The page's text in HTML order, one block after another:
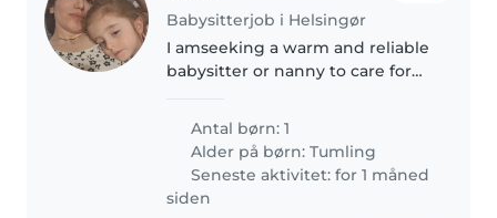
Babysitterjob i Helsingør
I amseeking a warm and reliable
babysitter or nanny to care for
your place. My little one is
curious and full of energy, so
someone who loves engaging..
Antal børn: 1
Alder på børn:Tumling
Seneste aktivitet: for 1 måned
siden